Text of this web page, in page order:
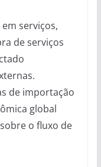
serviços,
de serviços
de importação
global
o fluxo de